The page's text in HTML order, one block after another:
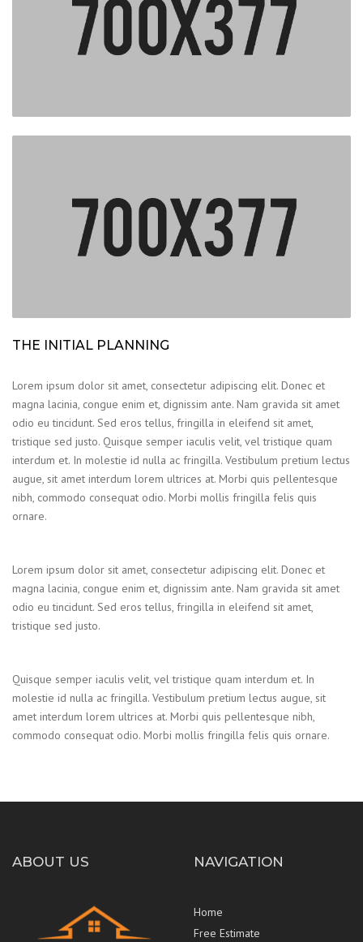
THE INITIAL PLANNING
Lorem ipsum dolor sit amet, consectetur adipiscing elit. Donec et
magna lacinia, congue enim et, dignissim ante. Nam gravida sit amet
odio eu tincidunt. Sed eros tellus, fringilla in eleifend sit amet,
tristique sed justo. Quisque semper iaculis velit, vel tristique quam
interdum et. In molestie id nulla ac fringilla. Vestibulum pretium lectus
augue, sit amet interdum lorem ultrices at. Morbi quis pellentesque
nibh, commodo consequat odio. Morbi mollis fringilla felis quis
ornare.
Lorem ipsum dolor sit amet, consectetur adipiscing elit. Donec et
magna lacinia, congue enim et, dignissim ante. Nam gravida sit amet
odio eu tincidunt. Sed eros tellus, fringilla in eleifend sit amet,
tristique sed justo.
Quisque semper iaculis velit, vel tristique quam interdum et. In
molestie id nulla ac fringilla. Vestibulum pretium lectus augue, sit
amet interdum lorem ultrices at. Morbi quis pellentesque nibh,
commodo consequat odio. Morbi mollis fringilla felis quis ornare.
ABOUT US NAVIGATION
Home
Free Estimate